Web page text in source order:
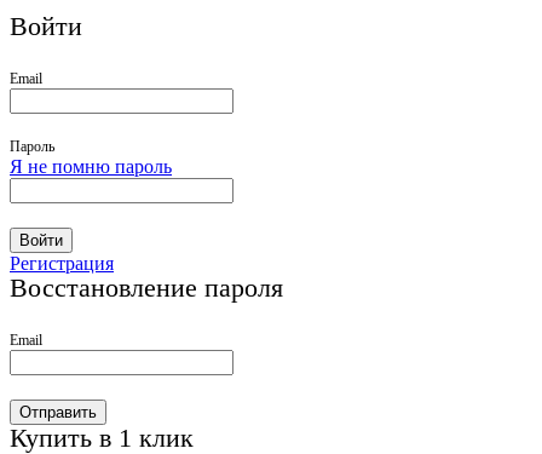
Войти
Email
Пароль
Я не помню пароль
Войти
Регистрация
Восстановление пароля
Email
Отправить
Купить в 1 клик